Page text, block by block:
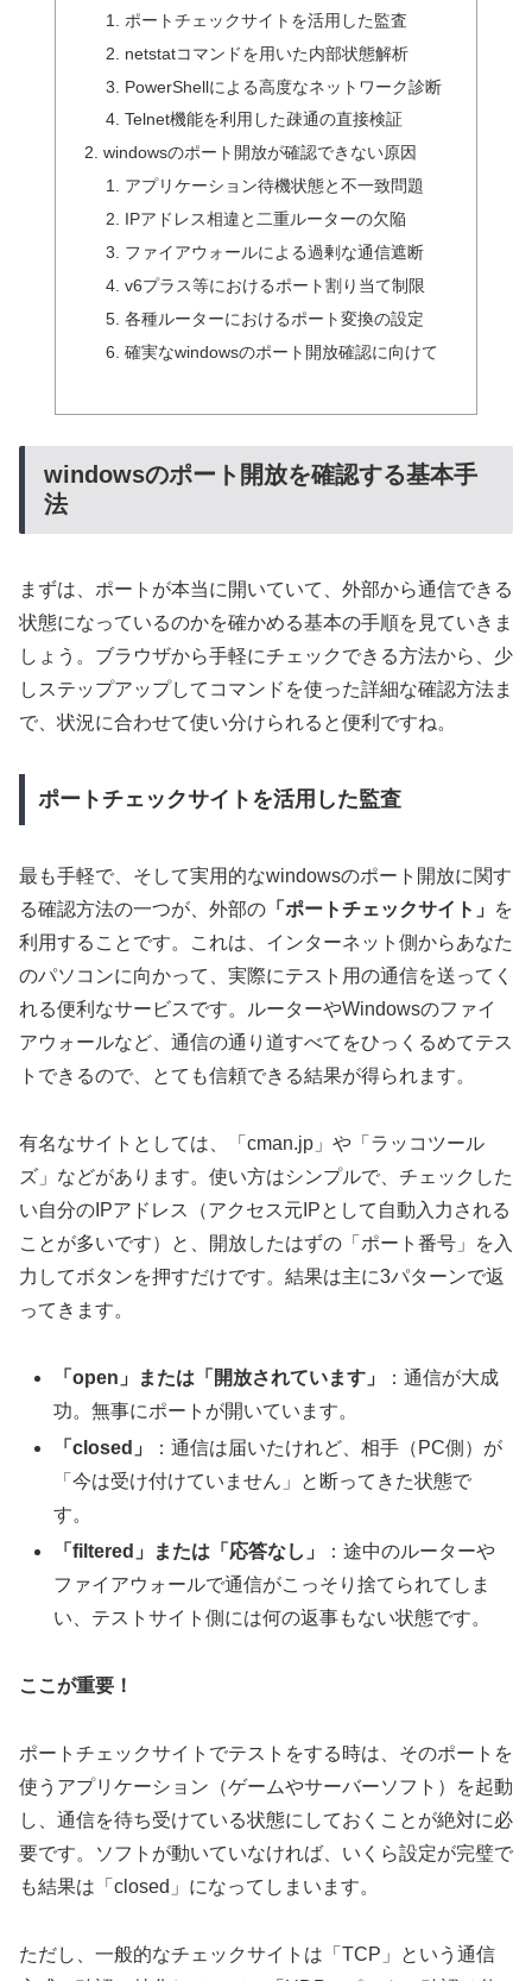
ポートチェックサイトを活用した監査
netstatコマンドを用いた内部状態解析
PowerShellによる高度なネットワーク診断
Telnet機能を利用した疎通の直接検証
windowsのポート開放が確認できない原因
アプリケーション待機状態と不一致問題
IPアドレス相違と二重ルーターの欠陥
ファイアウォールによる過剰な通信遮断
v6プラス等におけるポート割り当て制限
各種ルーターにおけるポート変換の設定
確実なwindowsのポート開放確認に向けて
windowsのポート開放を確認する基本手
法
まずは、ポートが本当に開いていて、外部から通信できる
状態になっているのかを確かめる基本の手順を見ていきま
しょう。ブラウザから手軽にチェックできる方法から、少
しステップアップしてコマンドを使った詳細な確認方法ま
で、状況に合わせて使い分けられると便利ですね。
ポートチェックサイトを活用した監査
最も手軽で、そして実用的なwindowsのポート開放に関す
る確認方法の一つが、外部の 「ポートチェックサイト」
を
利用することです。これは、インターネット側からあなた
のパソコンに向かって、実際にテスト用の通信を送ってく
れる便利なサービスです。ルーターやWindowsのファイ
アウォールなど、通信の通り道すべてをひっくるめてテス
トできるので、とても信頼できる結果が得られます。
有名なサイトとしては、「cman.jp」や「ラッコツール
ズ」などがあります。使い方はシンプルで、チェックした
い自分のIPアドレス（アクセス元IPとして自動入力される
ことが多いです）と、開放したはずの「ポート番号」を入
力してボタンを押すだけです。結果は主に3パターンで返
ってきます。
「open」または「開放されています」
：通信が大成
功。無事にポートが開いています。
「closed」
：通信は届いたけれど、相手（PC側）が
「今は受け付けていません」と断ってきた状態で
す。
「filtered」または「応答なし」
：途中のルーターや
ファイアウォールで通信がこっそり捨てられてしま
い、テストサイト側には何の返事もない状態です。
ここが重要！
ポートチェックサイトでテストをする時は、 そのポートを
使うアプリケーション（ゲームやサーバーソフト）を起動
し、通信を待ち受けている状態にしておく ことが絶対に必
要です。ソフトが動いていなければ、いくら設定が完璧で
も結果は「closed」になってしまいます。
ただし、一般的なチェックサイトは「TCP」という通信